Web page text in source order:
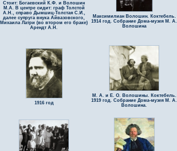
Стоит: Богаевский К.Ф. и Волошин
М.А. В центре сидит: граф Толстой
А.Н., справо Дымшиц-Толстая С.И.,
далее супруга внука Айвазовского,
Михаила Латри (во втором его браке)
Арендт А.Н.
Максимилиан Волошин. Коктебель.
1914 год. Собрание Дома-музея М. А.
Волошина
1916 год
М. А. и Е. О. Волошины. Коктебель.
1919 год. Собрание Дома-музея М. А.
Волошина.